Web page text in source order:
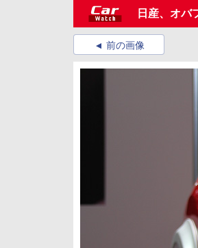
日産、オバ
前の画像